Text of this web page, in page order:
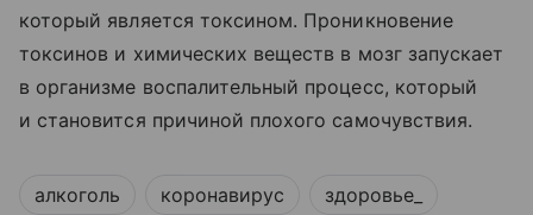
который является токсином. Проникновение
токсинов и химических веществ в мозг запускает
в организме воспалительный процесс, который
и становится причиной плохого самочувствия.
алкоголь коронавирус здоровье_